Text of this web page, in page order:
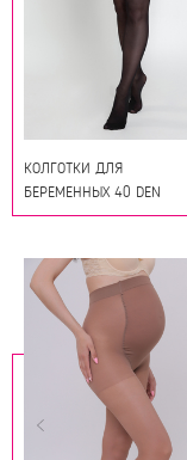
КОЛГОТКИ ДЛЯ
БЕРЕМЕННЫХ 40 DEN
18133 ЧЕРНЫЙ